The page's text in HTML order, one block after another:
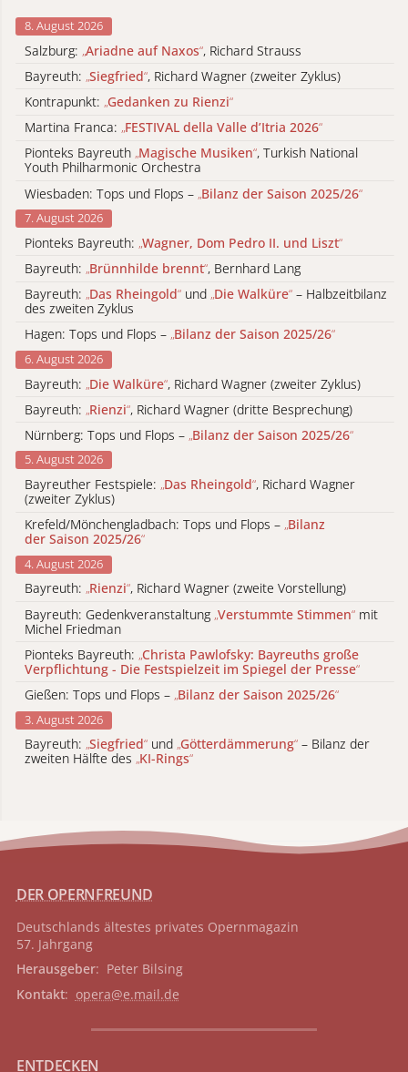
8. August 2026
Salzburg: „Ariadne auf Naxos“, Richard Strauss
Bayreuth: „Siegfried“, Richard Wagner (zweiter Zyklus)
Kontrapunkt: „Gedanken zu Rienzi“
Martina Franca: „FESTIVAL della Valle d’Itria 2026“
Pionteks Bayreuth „Magische Musiken“, Turkish National
Youth Philharmonic Orchestra
Wiesbaden: Tops und Flops – „Bilanz der Saison 2025/26“
7. August 2026
Pionteks Bayreuth: „Wagner, Dom Pedro II. und Liszt“
Bayreuth: „Brünnhilde brennt“, Bernhard Lang
Bayreuth: „Das Rheingold“ und „Die Walküre“ – Halbzeitbilanz
des zweiten Zyklus
Hagen: Tops und Flops – „Bilanz der Saison 2025/26“
6. August 2026
Bayreuth: „Die Walküre“, Richard Wagner (zweiter Zyklus)
Bayreuth: „Rienzi“, Richard Wagner (dritte Besprechung)
Nürnberg: Tops und Flops – „Bilanz der Saison 2025/26“
5. August 2026
Bayreuther Festspiele: „Das Rheingold“, Richard Wagner
(zweiter Zyklus)
Krefeld/Mönchengladbach: Tops und Flops – „Bilanz
der Saison 2025/26“
4. August 2026
Bayreuth: „Rienzi“, Richard Wagner (zweite Vorstellung)
Bayreuth: Gedenkveranstaltung „Verstummte Stimmen“ mit
Michel Friedman
Pionteks Bayreuth: „Christa Pawlofsky: Bayreuths große
Verpflichtung - Die Festspielzeit im Spiegel der Presse“
Gießen: Tops und Flops – „Bilanz der Saison 2025/26“
3. August 2026
Bayreuth: „Siegfried“ und „Götterdämmerung“ – Bilanz der
zweiten Hälfte des „KI-Rings“
DER OPERNFREUND
Deutschlands ältestes privates Opernmagazin
57. Jahrgang
Herausgeber: Peter Bilsing
Kontakt: opera@e.mail.de
ENTDECKEN